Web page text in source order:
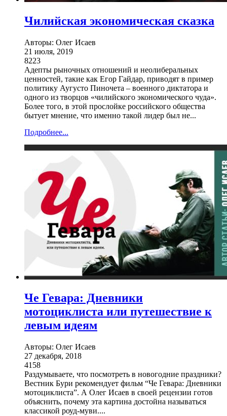
Чилийская экономическая сказка
Авторы: Олег Исаев
21 июля, 2019
8223
Адепты рыночных отношений и неолиберальных
ценностей, такие как Егор Гайдар, приводят в пример
политику Аугусто Пиночета – военного диктатора и
одного из творцов «чилийского экономического чуда».
Более того, в этой прослойке российского общества
бытует мнение, что именно такой лидер был не...
Подробнее...
Че Гевара: Дневники
мотоциклиста или путешествие к
левым идеям
Авторы: Олег Исаев
27 декабря, 2018
4158
Раздумываете, что посмотреть в новогодние праздники?
Вестник Бури рекомендует фильм “Че Гевара: Дневники
мотоциклиста”. А Олег Исаев в своей рецензии готов
объяснить, почему эта картина достойна называться
классикой роуд-муви....